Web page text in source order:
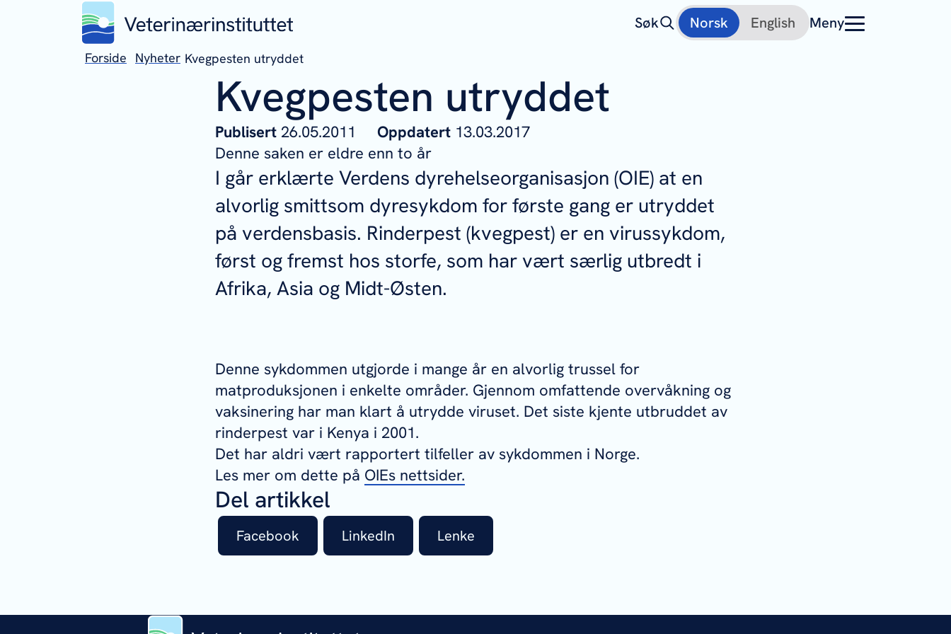
Søk Norsk English Meny
Forside Nyheter Kvegpesten utryddet
Kvegpesten utryddet
Publisert 26.05.2011 Oppdatert 13.03.2017
Denne saken er eldre enn to år
I går erklærte Verdens dyrehelseorganisasjon (OIE) at en
alvorlig smittsom dyresykdom for første gang er utryddet
på verdensbasis. Rinderpest (kvegpest) er en virussykdom,
først og fremst hos storfe, som har vært særlig utbredt i
Afrika, Asia og Midt-Østen.
Denne sykdommen utgjorde i mange år en alvorlig trussel for
matproduksjonen i enkelte områder. Gjennom omfattende overvåkning og
vaksinering har man klart å utrydde viruset. Det siste kjente utbruddet av
rinderpest var i Kenya i 2001.
Det har aldri vært rapportert tilfeller av sykdommen i Norge.
Les mer om dette på OIEs nettsider.
Del artikkel
Facebook LinkedIn Lenke